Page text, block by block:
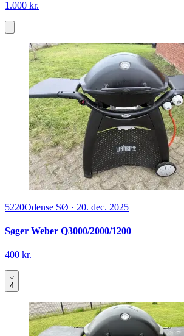
1.000 kr.
5220Odense SØ · 20. dec. 2025
Søger Weber Q3000/2000/1200
400 kr.
4